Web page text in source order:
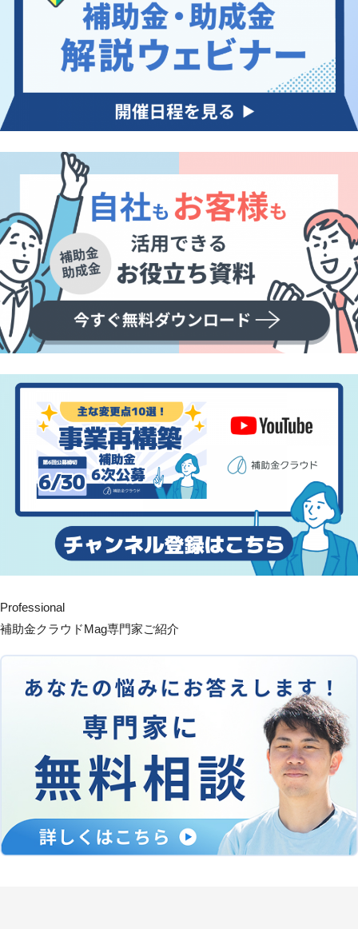
Professional
補助金クラウドMag専門家ご紹介